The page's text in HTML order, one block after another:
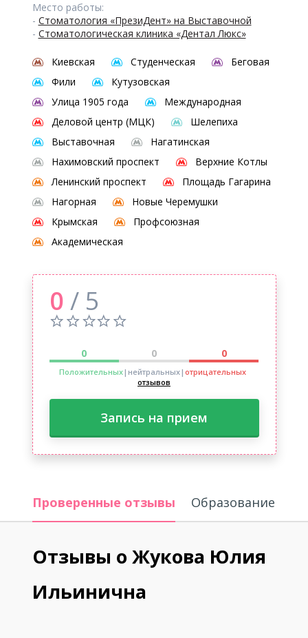
Место работы:
- Стоматология «ПрезиДент» на Выставочной
- Стоматологическая клиника «Дентал Люкс»
Киевская Студенческая
Беговая
Фили
Кутузовская
Улица 1905 года
Международная
Деловой центр (МЦК)
Шелепиха
Выставочная
Нагатинская
Нахимовский проспект
Верхние Котлы
Ленинский проспект
Площадь Гагарина
Нагорная
Новые Черемушки
Крымская
Профсоюзная
Академическая
0 / 5
0 0 0
Положительных|нейтральных| отрицательных
отзывов
Запись на прием
Проверенные отзывы Образование
Отзывы о Жукова Юлия
Ильинична